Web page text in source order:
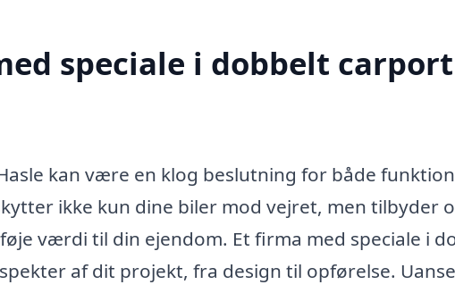
speciale i dobbelt
kan være en klog beslutning for både
ikke kun dine biler mod vejret, men tilbyder
værdi til din ejendom. Et firma med speciale i
af dit projekt, fra design til opførelse.